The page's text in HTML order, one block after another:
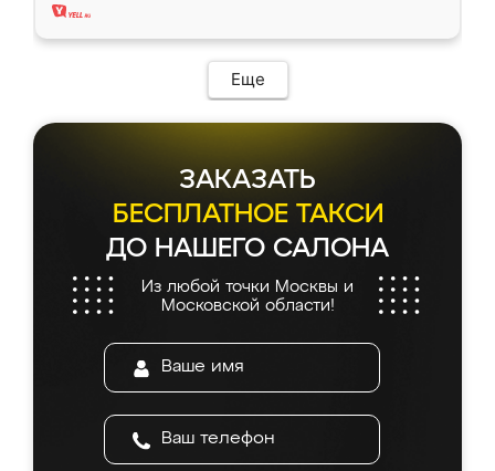
Еще
ЗАКАЗАТЬ
БЕСПЛАТНОЕ ТАКСИ
ДО НАШЕГО САЛОНА
Из любой точки Москвы и
Московской области!